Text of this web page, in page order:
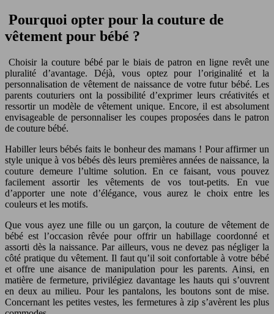
Pourquoi opter pour la couture de
vêtement pour bébé ?
Choisir la couture bébé par le biais de patron en ligne revêt une
pluralité d’avantage. Déjà, vous optez pour l’originalité et la
personnalisation de vêtement de naissance de votre futur bébé. Les
parents couturiers ont la possibilité d’exprimer leurs créativités et
ressortir un modèle de vêtement unique. Encore, il est absolument
envisageable de personnaliser les coupes proposées dans le patron
de couture bébé.
Habiller leurs bébés faits le bonheur des mamans ! Pour affirmer un
style unique à vos bébés dès leurs premières années de naissance, la
couture demeure l’ultime solution. En ce faisant, vous pouvez
facilement assortir les vêtements de vos tout-petits. En vue
d’apporter une note d’élégance, vous aurez le choix entre les
couleurs et les motifs.
Que vous ayez une fille ou un garçon, la couture de vêtement de
bébé est l’occasion rêvée pour offrir un habillage coordonné et
assorti dès la naissance. Par ailleurs, vous ne devez pas négliger la
côté pratique du vêtement. Il faut qu’il soit confortable à votre bébé
et offre une aisance de manipulation pour les parents. Ainsi, en
matière de fermeture, privilégiez davantage les hauts qui s’ouvrent
en deux au milieu. Pour les pantalons, les boutons sont de mise.
Concernant les petites vestes, les fermetures à zip s’avèrent les plus